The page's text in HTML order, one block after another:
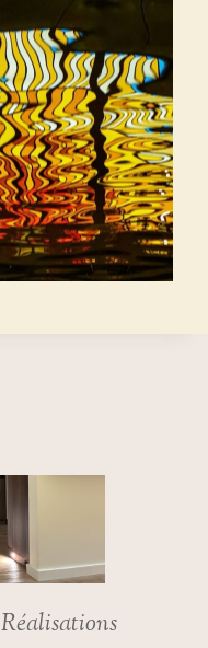
Réalisations